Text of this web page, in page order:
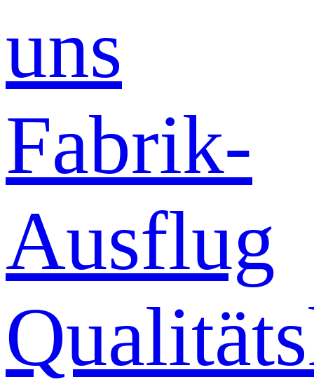
uns
Fabrik-
Ausflug